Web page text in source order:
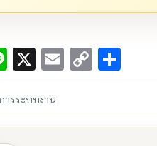
Line
X Email
Copy
Link
ารระบบงาน